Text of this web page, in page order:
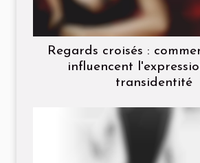
Regards croisés :
influencent
transidentité